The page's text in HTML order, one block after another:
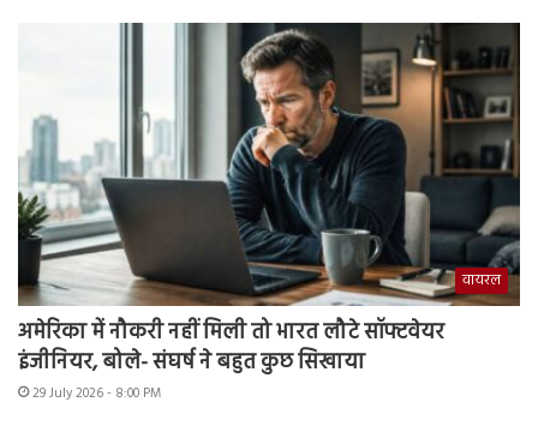
वायरल
अमेरिका में नौकरी नहीं मिली तो भारत लौटे सॉफ्टवेयर
इंजीनियर, बोले- संघर्ष ने बहुत कुछ सिखाया
29 July 2026 - 8:00 PM